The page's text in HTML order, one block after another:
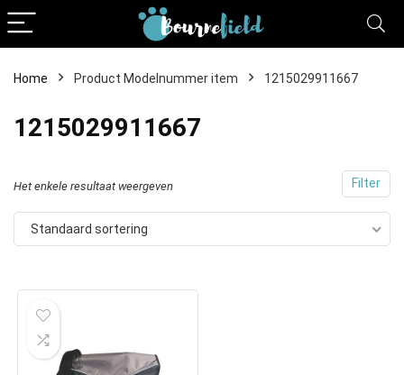
Home Product Modelnummer item 1215029911667
1215029911667
Filter
Het enkele resultaat weergeven
Standaard sortering